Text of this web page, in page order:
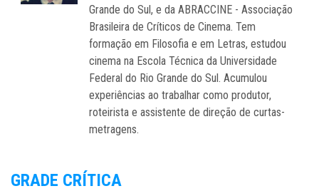
Grande do Sul, e da ABRACCINE - Associação
Brasileira de Críticos de Cinema. Tem
formação em Filosofia e em Letras, estudou
cinema na Escola Técnica da Universidade
Federal do Rio Grande do Sul. Acumulou
experiências ao trabalhar como produtor,
roteirista e assistente de direção de curtas-
metragens.
GRADE CRÍTICA